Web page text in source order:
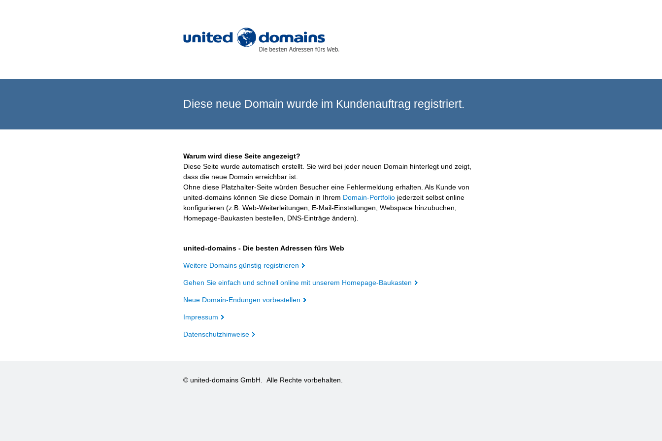
Diese neue Domain wurde im Kundenauftrag registriert.
Warum wird diese Seite angezeigt?
Diese Seite wurde automatisch erstellt. Sie wird bei jeder neuen Domain hinterlegt und zeigt,
dass die neue Domain erreichbar ist.
Ohne diese Platzhalter-Seite würden Besucher eine Fehlermeldung erhalten. Als Kunde von
united-domains können Sie diese Domain in Ihrem Domain-Portfolio jederzeit selbst online
konfigurieren (z.B. Web-Weiterleitungen, E-Mail-Einstellungen, Webspace hinzubuchen,
Homepage-Baukasten bestellen, DNS-Einträge ändern).
united-domains - Die besten Adressen fürs Web
Weitere Domains günstig registrieren
Gehen Sie einfach und schnell online mit unserem Homepage-Baukasten
Neue Domain-Endungen vorbestellen
Impressum
Datenschutzhinweise
© united-domains GmbH. Alle Rechte vorbehalten.